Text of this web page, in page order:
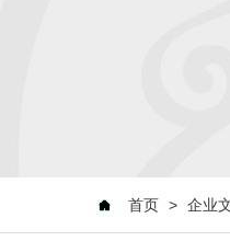
首页 > 企业